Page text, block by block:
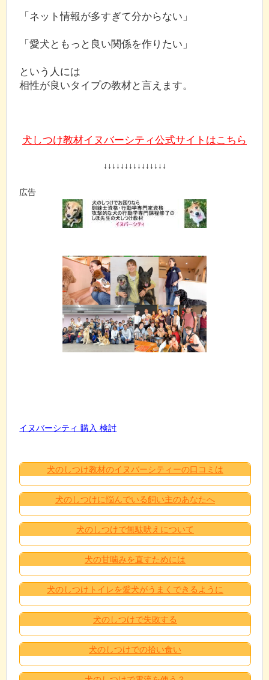
「ネット情報が多すぎて分からない」
「愛犬ともっと良い関係を作りたい」
という人には
相性が良いタイプの教材と言えます。
犬しつけ教材イヌバーシティ公式サイトはこちら
↓↓↓↓↓↓↓↓↓↓↓↓↓↓↓
広告
イヌバーシティ 購入 検討
犬のしつけ教材のイヌバーシティーの口コミは
犬のしつけに悩んでいる飼い主のあなたへ
犬のしつけで無駄吠えについて
犬の甘噛みを直すためには
犬のしつけトイレを愛犬がうまくできるように
犬のしつけで失敗する
犬のしつけでの拾い食い